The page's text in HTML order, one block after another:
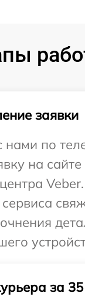
заявки
нами по
на сайте
Veber.
за